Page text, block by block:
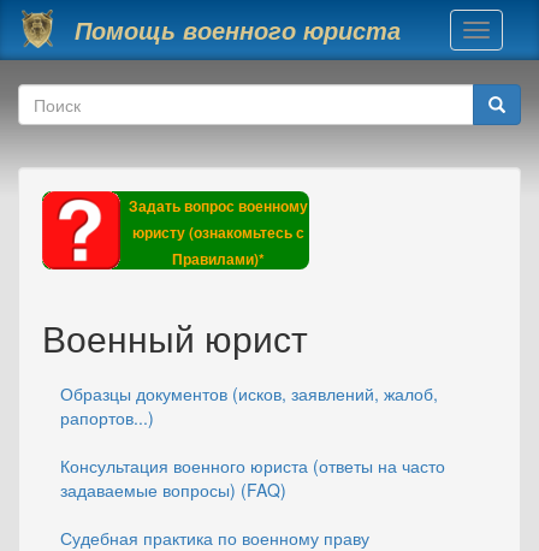
Перейти к основному содержанию
Помощь военного юриста
Toggle
Форма поиска
Поиск
Задать вопрос военному
юристу (ознакомьтесь с
Правилами)*
Военный юрист
Образцы документов (исков, заявлений, жалоб,
рапортов...)
Консультация военного юриста (ответы на часто
задаваемые вопросы) (FAQ)
Судебная практика по военному праву